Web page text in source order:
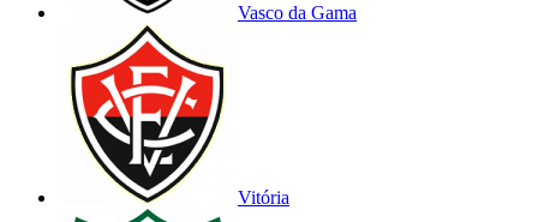
Vasco da Gama
Vitória